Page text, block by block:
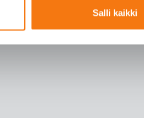
Salli kaikki